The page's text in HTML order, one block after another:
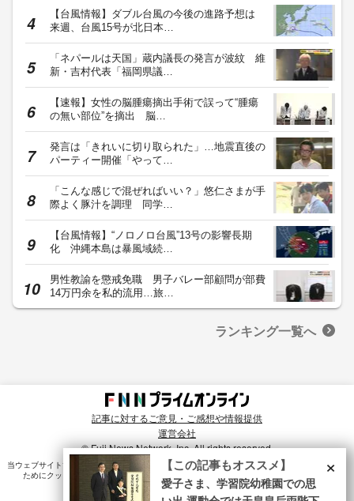
【台風情報】ダブル台風の今後の進路予想は
来週、台風15号が北日本…
「ネパールは天国」蔵内議長の発言が波紋 維
新・吉村代表「福岡県議…
【速報】女性の脳腫瘍摘出手術で誤って“腫瘍
の無い部位”を摘出 脳…
発言は「きれいに切り取られた」…地震直後の
パーティー開催「やって…
「こんな感じで混ぜればいい？」悠仁さまが手
際よく豚汁を調理 同学…
【台風情報】“ノロノロ台風”13号の影響長期
化 沖縄本島は暴風域続…
男性教諭を懲戒免職 男子バレー部顧問が部費
14万円余を私的流用…旅…
ランキング一覧へ
記事に対するご意見・ご感想や情報提供
運営会社
© Fuji News Network, Inc. All rights reserved.
当ウェブサイトでは、ユーザのニーズ・興味・関⼼に合致したコンテンツや広告配信を提供する
ためにクッキーを使⽤しています。詳細は、プライバシーポリシー をご確認ください。×
【この記事もオススメ】
愛子さま、学習院幼稚園での思